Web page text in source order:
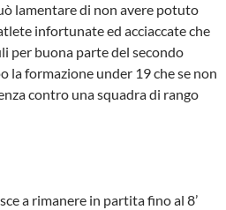
lamentare di non avere potuto
infortunate ed acciaccate che
per buona parte del secondo
la formazione under 19 che se non
contro una squadra di rango
a rimanere in partita fino al 8’